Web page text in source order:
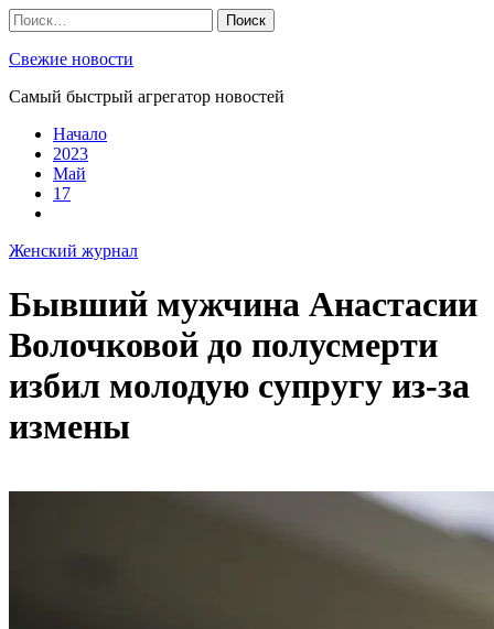
Skip
to
content
Найти:
Свежие новости
Самый быстрый агрегатор новостей
Начало
2023
Май
17
Женский журнал
Бывший мужчина Анастасии
Волочковой до полусмерти
избил молодую супругу из-за
измены